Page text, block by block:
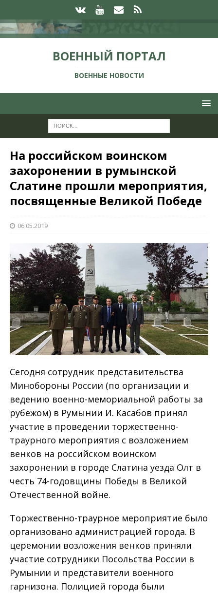
ВОЕННЫЙ ПОРТАЛ
ВОЕННЫЕ НОВОСТИ
На российском воинском
захоронении в румынской
Слатине прошли мероприятия,
посвященные Великой Победе
06.05.2019
Сегодня сотрудник представительства
Минобороны России (по организации и
ведению военно-мемориальной работы за
рубежом) в Румынии И. Касабов принял
участие в проведении торжественно-
траурного мероприятия с возложением
венков на российском воинском
захоронении в городе Слатина уезда Олт в
честь 74-годовщины Победы в Великой
Отечественной войне.
Торжественно-траурное мероприятие было
организовано администрацией города. В
церемонии возложения венков приняли
участие сотрудники Посольства России в
Румынии и представители военного
гарнизона. Полицией города были